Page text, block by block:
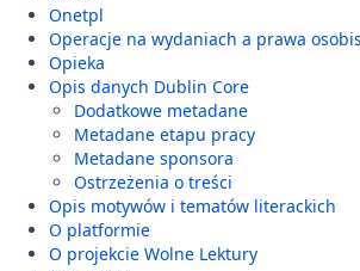
Onetpl
Operacje na wydaniach a prawa
Opieka
Opis danych Dublin Core
Dodatkowe metadane
Metadane etapu pracy
Metadane sponsora
Ostrzeżenia o treści
Opis motywów i tematów literackich
O platformie
O projekcie Wolne Lektury